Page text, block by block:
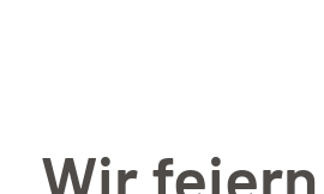
Wir